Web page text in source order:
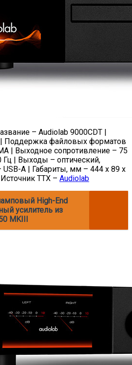
– Audiolab 9000CDT |
| Поддержка файловых форматов
| Выходное сопротивление – 75
| Выходы – оптический,
A | Габариты, мм – 444 x 89 x
ТТХ – Audiolab
High-End
усилитель из
MKIII